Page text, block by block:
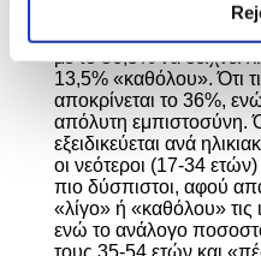
Ένας στους δύο
εμπιστεύεται τις
με το 36,5% να δείχνει
13,5% «καθόλου». Ότι
αποκρίνεται το 36%,
απόλυτη εμπιστοσύνη.
εξειδικεύεται ανά
οι νεότεροι (17-34 ετών)
πιο δύσπιστοι, αφού
«λίγο» ή «καθόλου» τις
ενώ το ανάλογο
τους 35-54 ετών και